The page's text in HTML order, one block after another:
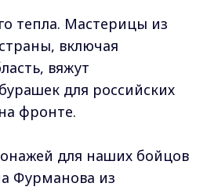
тепла. Мастерицы из
включая
вяжут
для российских
фронте.
для наших бойцов
Фурманова из